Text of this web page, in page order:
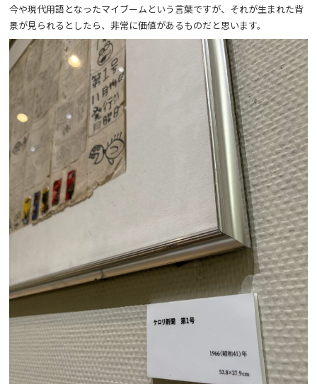
今や現代用語となったマイブームという言葉ですが、それが生まれた背
景が見られるとしたら、非常に価値があるものだと思います。